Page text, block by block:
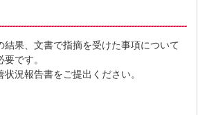
果、文書で指摘を受けた事項について
です。
況報告書をご提出ください。